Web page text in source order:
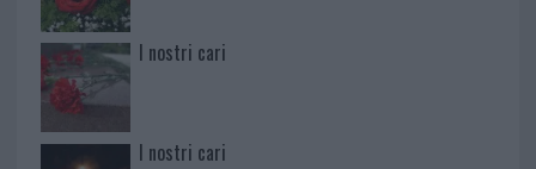
I nostri cari
I nostri cari